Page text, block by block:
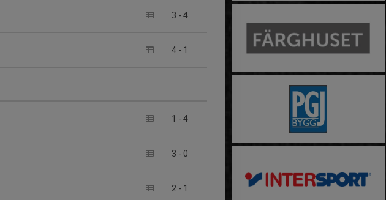
3 - 4
4 - 1
1 - 4
3 - 0
2 - 1